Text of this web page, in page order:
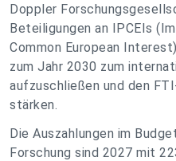
Doppler
Beteiligungen an IPCEIs
Common European
zum Jahr 2030 zum
aufzuschließen und den
stärken.
Die Auszahlungen im
Forschung sind 2027 mit